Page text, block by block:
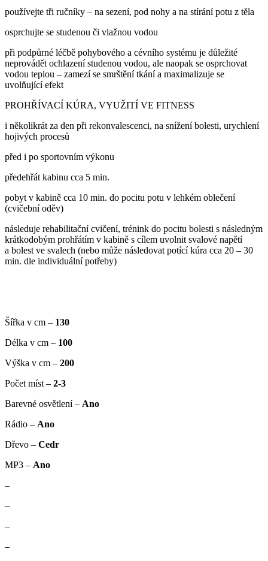
používejte tři ručníky – na sezení, pod nohy a na stírání potu z těla
osprchujte se studenou či vlažnou vodou
při podpůrné léčbě pohybového a cévního systému je důležité
neprovádět ochlazení studenou vodou, ale naopak se osprchovat
vodou teplou – zamezí se smrštění tkání a maximalizuje se
uvolňující efekt
PROHŘÍVACÍ KÚRA, VYUŽITÍ VE FITNESS
i několikrát za den při rekonvalescenci, na snížení bolesti, urychlení
hojivých procesů
před i po sportovním výkonu
předehřát kabinu cca 5 min.
pobyt v kabině cca 10 min. do pocitu potu v lehkém oblečení
(cvičební oděv)
následuje rehabilitační cvičení, trénink do pocitu bolesti s následným
krátkodobým prohřátím v kabině s cílem uvolnit svalové napětí
a bolest ve svalech (nebo může následovat potící kúra cca 20 – 30
min. dle individuální potřeby)
Šířka v cm – 130
Délka v cm – 100
Výška v cm – 200
Počet míst – 2-3
Barevné osvětlení – Ano
Rádio – Ano
Dřevo – Cedr
MP3 – Ano
–
–
–
–